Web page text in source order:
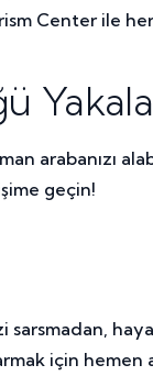
Center ile her
arabanızı
geçin!
sarsmadan,
için hemen